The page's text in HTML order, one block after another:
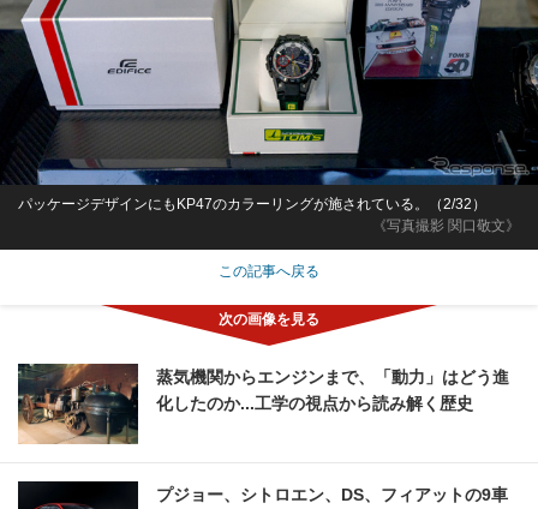
《写真撮影 関口敬文》
パッケージデザインにもKP47のカラーリングが施されている。（2/32）
この記事へ戻る
蒸気機関からエンジンまで、「動力」はどう進
化したのか...工学の視点から読み解く歴史
プジョー、シトロエン、DS、フィアットの9車